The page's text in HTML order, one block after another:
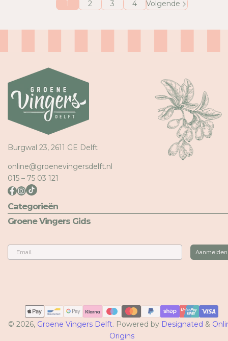
1 2 3 4 Volgende
Burgwal 23, 2611 GE Delft
online@groenevingersdelft.nl
015 – 75 03 121
Categorieën
Groene Vingers Gids
Email
Aanmelden
© 2026, Groene Vingers Delft. Powered by Designated &
Origins
Betaalmethoden